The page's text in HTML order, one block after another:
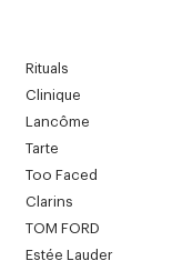
Rituals
Clinique
Lancôme
Tarte
Too Faced
Clarins
TOM FORD
Estée Lauder